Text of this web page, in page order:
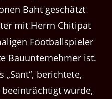
Baht geschätzt
mit Herrn Chitipat
Footballspieler
Bauunternehmer ist.
berichtete,
wurde,